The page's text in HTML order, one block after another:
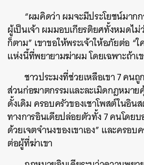
“ผมคิดว่า ผมจะมีประโยชน์มาก
ผู้เป็นเจ้า ผมมอบเกียรติยศทั้งหมดไม่
ก็ตาม” เขาขอให้พระเจ้าให้อภัยต่อ “
แห่งนี้ที่พยายามฆ่าผม โดยเฉพาะถ้าเข
ชาวประมงที่ช่วยเหลือเขา 7 คน
ส่วนก่อฆาตกรรมและละเมิดกฎหมาย
ดั้งเดิม ครอบครัวของเชาโพสต์ในอิน
ทางการอินเดียปล่อยตัวทั้ง 7 คนโดยบ
ด้วยเจตจำนงของเขาเอง” และครอบ
ต่อผู้ที่ฆ่าเขา